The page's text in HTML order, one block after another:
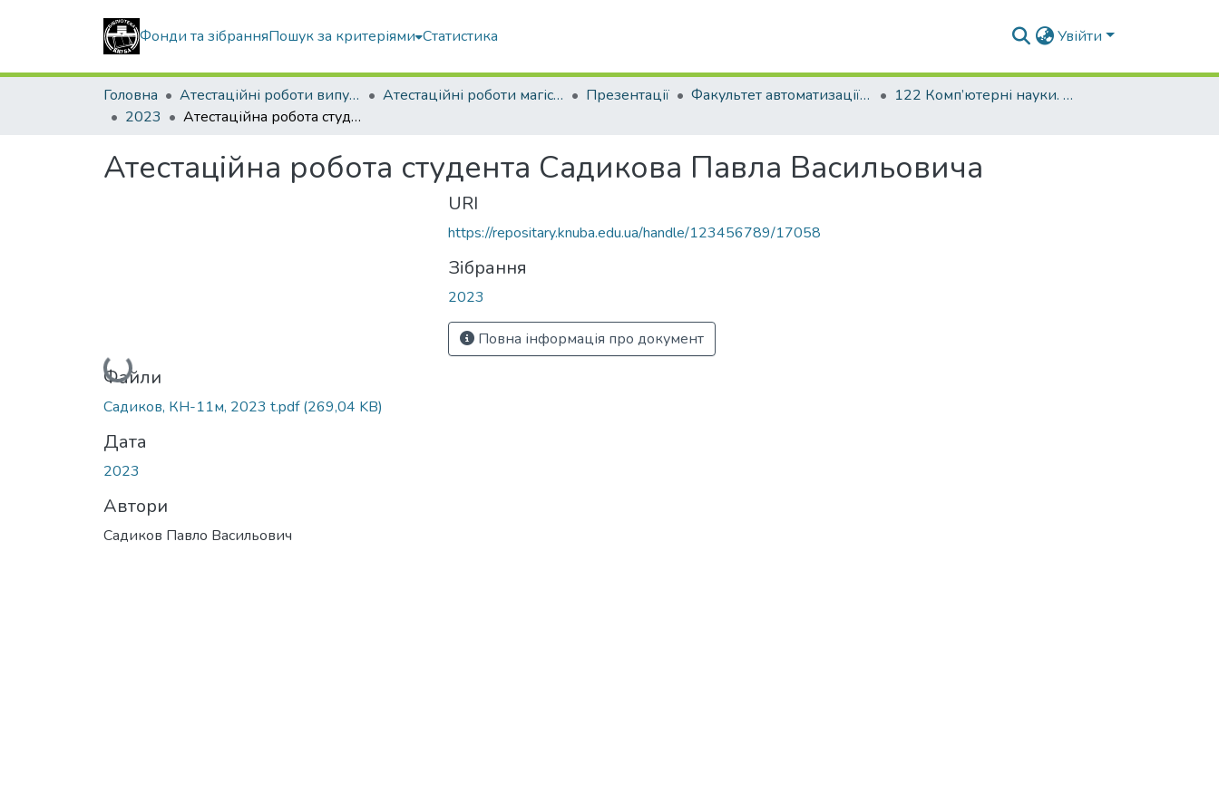
Фонди та зібранняПошук за критеріями Статистика Увійти
Головна Атестаційні роботи випускників Атестаційні роботи магістрів Презентації Факультет автоматизації і інформаційних технологій
122 Комп’ютерні науки. Комп’ютерні науки
2023
Атестаційна робота студента Садикова Павла Васильовича
Атестаційна робота студента Садикова Павла Васильовича
Вантажиться...
Файли
Садиков, КН-11м, 2023 t.pdf(269,04 KB)
Дата
2023
Автори
Садиков Павло Васильович
URI
https://repositary.knuba.edu.ua/handle/123456789/17058
Зібрання
2023
Повна інформація про документ